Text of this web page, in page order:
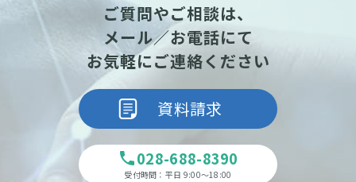
ご質問やご相談は、
メール／お電話にて
お気軽にご連絡ください
資料請求
phone028-688-8390
受付時間：平日 9:00～18:00